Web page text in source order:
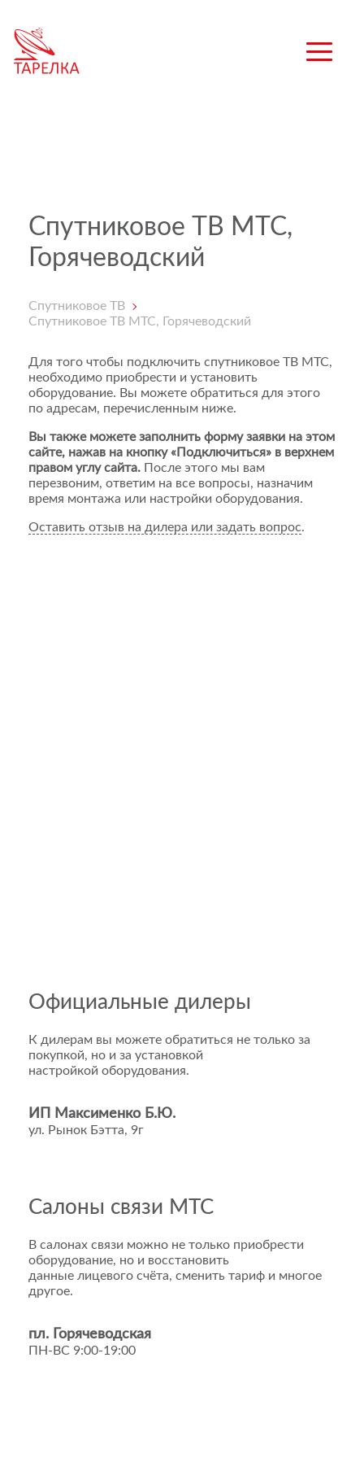
Спутниковое ТВ МТС,
Горячеводский
Спутниковое ТВ
Спутниковое ТВ МТС, Горячеводский
Для того чтобы подключить спутниковое ТВ МТС,
необходимо приобрести и установить
оборудование. Вы можете обратиться для этого
по адресам, перечисленным ниже.
Вы также можете заполнить форму заявки на этом
сайте, нажав на кнопку «Подключиться» в верхнем
правом углу сайта. После этого мы вам
перезвоним, ответим на все вопросы, назначим
время монтажа или настройки оборудования.
Оставить отзыв на дилера или задать вопрос.
Официальные дилеры
К дилерам вы можете обратиться не только за
покупкой, но и за установкой
настройкой оборудования.
ИП Максименко Б.Ю.
ул. Рынок Бэтта, 9г
Салоны связи МТС
В салонах связи можно не только приобрести
оборудование, но и восстановить
данные лицевого счёта, сменить тариф и многое
другое.
пл. Горячеводская
ПН-ВС 9:00-19:00